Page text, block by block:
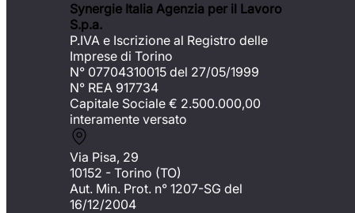
Synergie Italia Agenzia per il Lavoro
S.p.a.
P.IVA e Iscrizione al Registro delle
Imprese di Torino
N° 07704310015 del 27/05/1999
N° REA 917734
Capitale Sociale € 2.500.000,00
interamente versato
Via Pisa, 29
10152 - Torino (TO)
Aut. Min. Prot. n° 1207-SG del
16/12/2004